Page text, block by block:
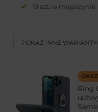
POKAŻ INNE WARIANTY
19 szt. w magazynie
Ring